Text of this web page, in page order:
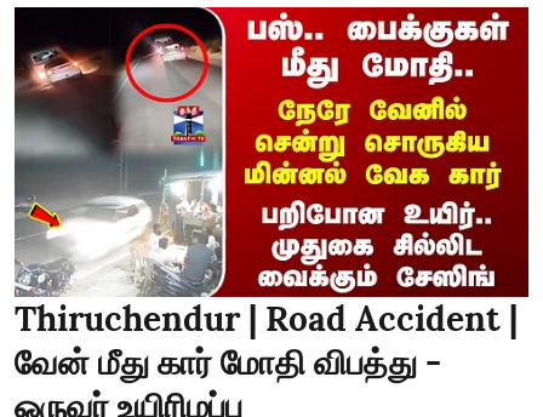
Thiruchendur | Road Accident |
வேன் மீது கார் மோதி விபத்து -
ஒருவர் உயிரிழப்பு